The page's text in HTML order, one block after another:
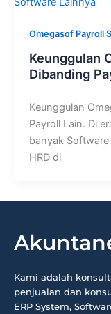
Omegasof Payroll
Keunggulan
Dibanding
Keunggulan
Payroll Lain. Di
banyak
HRD di
Kami adalah
penjualan dan
ERP System,